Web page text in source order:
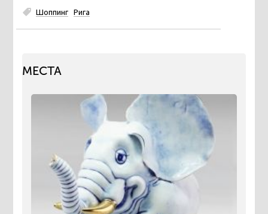
Шоппинг Рига
МЕСТА